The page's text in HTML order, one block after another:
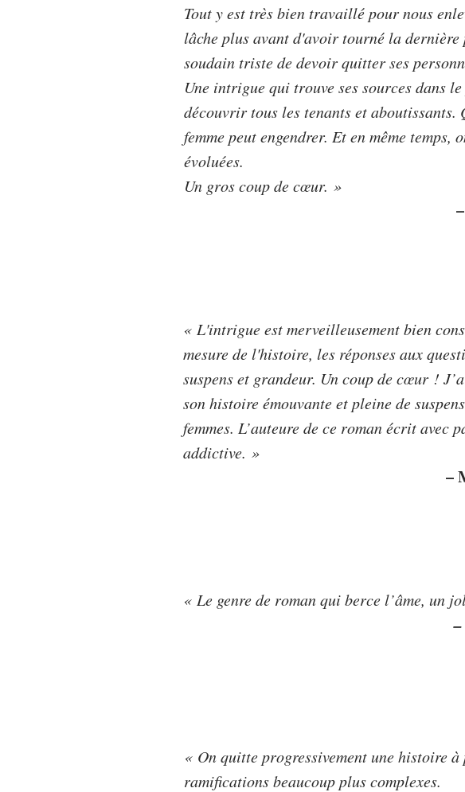
Tout y est très bien travaillé pour nous
lâche plus avant d'avoir tourné la dernière
soudain triste de devoir quitter ses
Une intrigue qui trouve ses sources dans
découvrir tous les tenants et
femme peut engendrer. Et en même
évoluées.
Un gros coup de cœur. »
« L'intrigue est merveilleusement bien
mesure de l'histoire, les réponses aux
suspens et grandeur. Un coup de cœur !
son histoire émouvante et pleine de
femmes. L’auteure de ce roman écrit avec
addictive. »
–
« Le genre de roman qui berce l’âme, un
« On quitte progressivement une histoire
ramifications beaucoup plus complexes.